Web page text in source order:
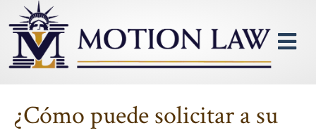
¿Cómo puede solicitar a su